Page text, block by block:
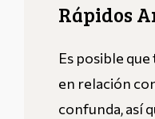
Rápidos
Es posible
en relación
confunda, así